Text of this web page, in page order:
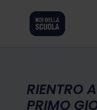
RIENTRO
PRIMO